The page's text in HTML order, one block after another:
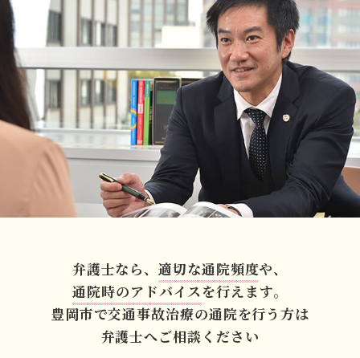
弁護士なら、適切な通院頻度や、
通院時のアドバイスを行えます。
豊岡市で交通事故治療の通院を行う方は
弁護士へご相談ください